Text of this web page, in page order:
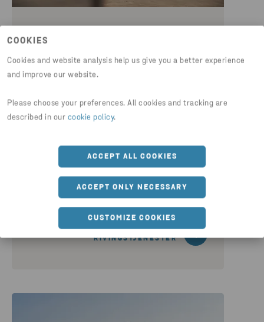
COOKIES
Cookies and website analysis help us give you a better experience
and improve our website.
Please choose your preferences. All cookies and tracking are
described in our cookie policy.
ACCEPT ALL COOKIES
ACCEPT ONLY NECESSARY
CUSTOMIZE COOKIES
RIVINGSARBEID
Når du trenger en sirkulær partner til
rivingsprosjektet ditt, er Stena
arbeidet. Enten det handler om å
fjerne en gammel produksjonslinje på
lager eller håndtere alle
avfallsfraksjonene fra riving av et
kontorbygg i byen, kan du stole på vår
ekspertise.
LES MER OM VÅRE
RIVINGSTJENESTER